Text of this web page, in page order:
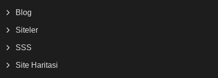
Blog
Siteler
SSS
Site Haritasi